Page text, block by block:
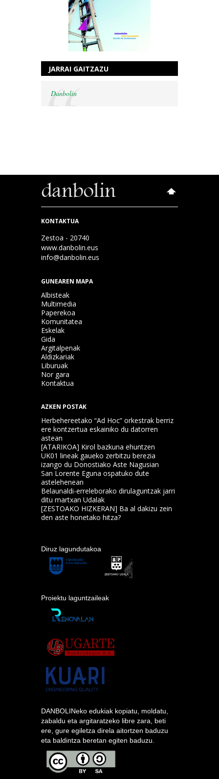
JARRAI GAITZAZU
Danbolin
KONTAKTUA
Zestoa - 20740
www.danbolin.eus
info@danbolin.eus
GUNEAREN MAPA
Albisteak
Multimedia
Paperekoa
Komunitatea
Eskelak
Gida
Argitalpenak
Aldizkariak
Liburuak
Nor gara
Kontaktua
AZKEN POSTAK
Herbehereetako “Ad Hoc” orkestrak berriz
ere kontzertua eskainiko du datorren
astean
[ATARIKOA] Kirol bazkuna ehuntzen
UK01 lineak gaueko zerbitzu berezia
izango du Donostiako Aste Nagusian
San Lorente Eguna ospatuko dute
astelehenean
Belaunaldi-erreleborako dirulaguntzak jarri
ditu martxan Udalak
[ZESTOAKO HIZKERAN] Ba al dakizu zein
den aste honetako hitza?
Diruz lagundutakoa
Proiektu laguntzaileak
DANBOLINeko edukiak kopiatu, moldatu,
zabaldu eta argitaratzeko libre zara, beti
ere, gure egiletza direla aitortzen baduzu
eta baldintza beretan egiten baduzu.